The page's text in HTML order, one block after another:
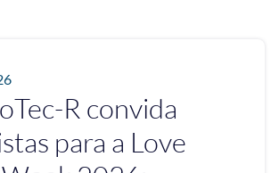
R convida
para a Love